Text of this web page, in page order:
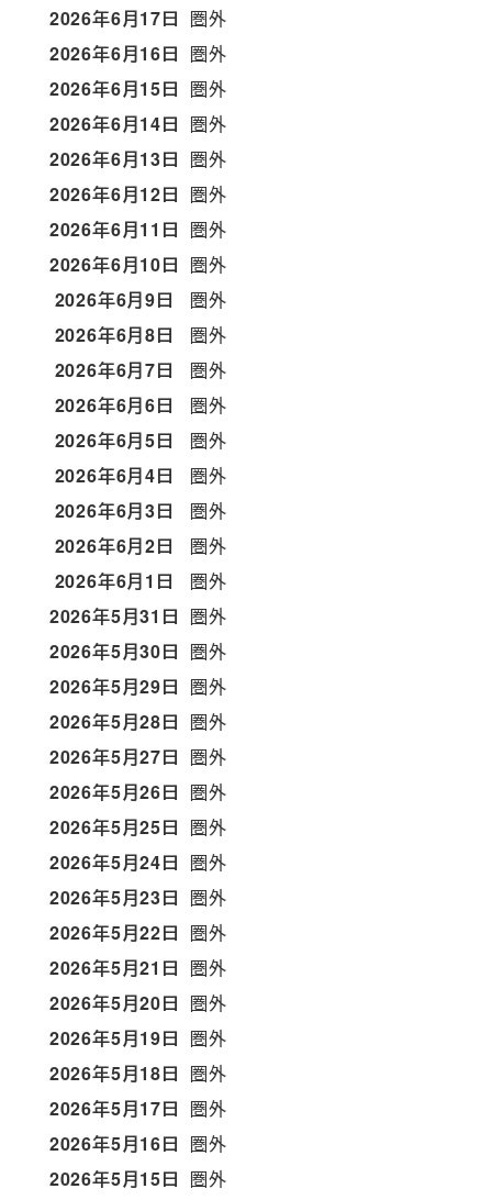
2026年6月17日 圏外
2026年6月16日 圏外
2026年6月15日 圏外
2026年6月14日 圏外
2026年6月13日 圏外
2026年6月12日 圏外
2026年6月11日 圏外
2026年6月10日 圏外
2026年6月9日
圏外
2026年6月8日
圏外
2026年6月7日
圏外
2026年6月6日
圏外
2026年6月5日
圏外
2026年6月4日
圏外
2026年6月3日
圏外
2026年6月2日
圏外
2026年6月1日
圏外
2026年5月31日 圏外
2026年5月30日 圏外
2026年5月29日 圏外
2026年5月28日 圏外
2026年5月27日 圏外
2026年5月26日 圏外
2026年5月25日 圏外
2026年5月24日 圏外
2026年5月23日 圏外
2026年5月22日 圏外
2026年5月21日 圏外
2026年5月20日 圏外
2026年5月19日 圏外
2026年5月18日 圏外
2026年5月17日 圏外
2026年5月16日 圏外
2026年5月15日 圏外